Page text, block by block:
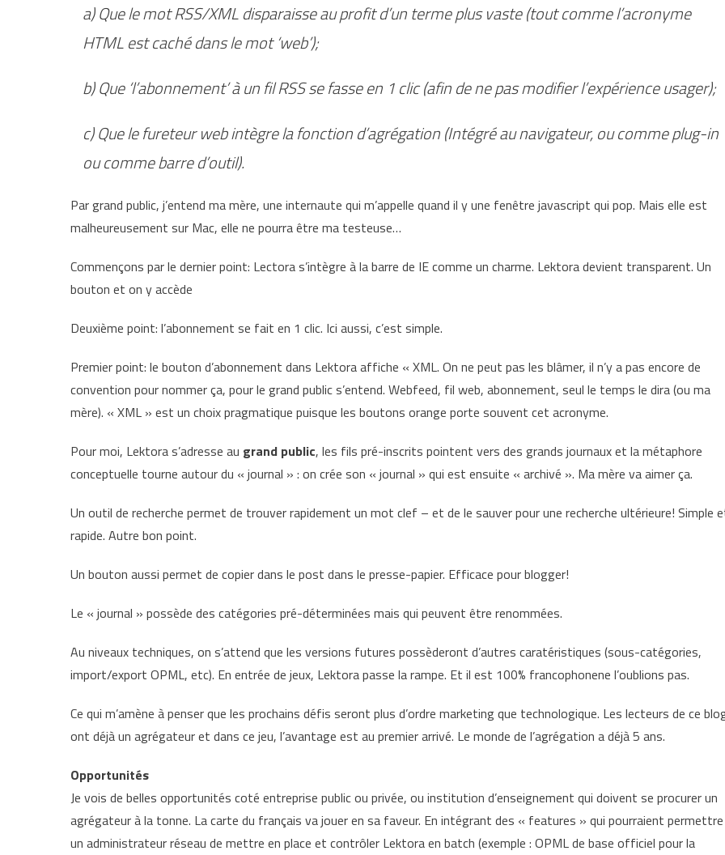
a) Que le mot RSS/XML disparaisse au profit d’un terme plus vaste (tout comme l’acronyme
HTML est caché dans le mot ‘web’);
b) Que ‘l’abonnement’ à un fil RSS se fasse en 1 clic (afin de ne pas modifier l’expérience usager);
c) Que le fureteur web intègre la fonction d’agrégation (Intégré au navigateur, ou comme plug-in
ou comme barre d’outil).
Par grand public, j’entend ma mère, une internaute qui m’appelle quand il y une fenêtre javascript qui pop. Mais elle est
malheureusement sur Mac, elle ne pourra être ma testeuse…
Commençons par le dernier point: Lectora s’intègre à la barre de IE comme un charme. Lektora devient transparent. Un
bouton et on y accède
Deuxième point: l’abonnement se fait en 1 clic. Ici aussi, c’est simple.
Premier point: le bouton d’abonnement dans Lektora affiche « XML. On ne peut pas les blâmer, il n’y a pas encore de
convention pour nommer ça, pour le grand public s’entend. Webfeed, fil web, abonnement, seul le temps le dira (ou ma
mère). « XML » est un choix pragmatique puisque les boutons orange porte souvent cet acronyme.
Pour moi, Lektora s’adresse au grand public, les fils pré-inscrits pointent vers des grands journaux et la métaphore
conceptuelle tourne autour du « journal » : on crée son « journal » qui est ensuite « archivé ». Ma mère va aimer ça.
Un outil de recherche permet de trouver rapidement un mot clef – et de le sauver pour une recherche ultérieure! Simple
rapide. Autre bon point.
Un bouton aussi permet de copier dans le post dans le presse-papier. Efficace pour blogger!
Le « journal » possède des catégories pré-déterminées mais qui peuvent être renommées.
Au niveaux techniques, on s’attend que les versions futures possèderont d’autres caratéristiques (sous-catégories,
import/export OPML, etc). En entrée de jeux, Lektora passe la rampe. Et il est 100% francophonene l’oublions pas.
Ce qui m’amène à penser que les prochains défis seront plus d’ordre marketing que technologique. Les lecteurs de ce
ont déjà un agrégateur et dans ce jeu, l’avantage est au premier arrivé. Le monde de l’agrégation a déjà 5 ans.
Opportunités
Je vois de belles opportunités coté entreprise public ou privée, ou institution d’enseignement qui doivent se procurer un
agrégateur à la tonne. La carte du français va jouer en sa faveur. En intégrant des « features » qui pourraient
un administrateur réseau de mettre en place et contrôler Lektora en batch (exemple : OPML de base officiel pour la